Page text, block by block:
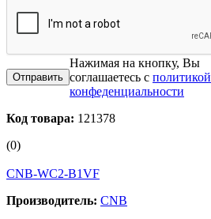
Нажимая на кнопку, Вы
соглашаетесь с политикой
конфеденциальности
Код товара: 121378
(0)
CNB-WC2-B1VF
Производитель: CNB